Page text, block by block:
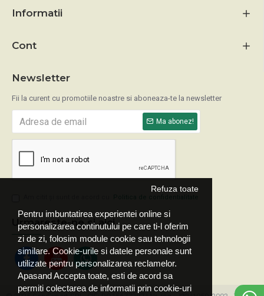
Pentru imbuntatirea experientei online si
personalizarea continutului pe care ti-l oferim
zi de zi, folosim module cookie sau tehnologii
similare. Cookie-urile si datele personale sunt
utilizate pentru personalizarea reclamelor.
Apasand Accepta toate, esti de acord sa
permiti colectarea de informatii prin cookie-uri
Refuza toate
Informatii
Cont
Newsletter
Fii la curent cu promotiile noastre si aboneaza-te la newsletter
Ma abonez!
Urmareste-ne si aici